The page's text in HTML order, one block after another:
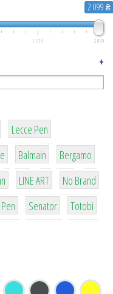
2 099 ₴
1 574 2 099
+
2
Lecce Pen
4
Balmain
26
Bergamo
4
LINE ART
90
No Brand
15
Senator
43
Totobi